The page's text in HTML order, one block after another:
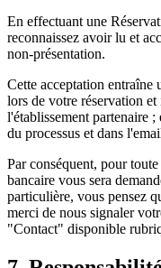
En effectuant une
reconnaissez avoir lu et
non-présentation.
Cette acceptation entraîne
lors de votre réservation
l'établissement partenaire ;
du processus et dans
Par conséquent, pour
bancaire vous sera
particulière, vous pensez
merci de nous signaler
"Contact" disponible